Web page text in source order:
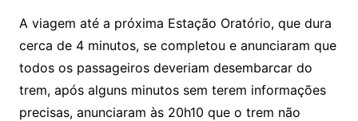
A viagem até a próxima Estação Oratório, que dura
cerca de 4 minutos, se completou e anunciaram que
todos os passageiros deveriam desembarcar do
trem, após alguns minutos sem terem informações
precisas, anunciaram às 20h10 que o trem não